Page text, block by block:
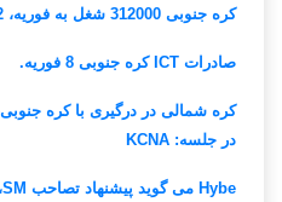
کره جنوبی 312000 شغل به فوریه، 2 سال اضافه می کند
صادرات ICT کره جنوبی 8 فوریه.
کره شمالی در درگیری با کره جنوبی-
در جلسه: KCNA
Hybe می گوید پیشنهاد تصاحب SM، آتش متقابل